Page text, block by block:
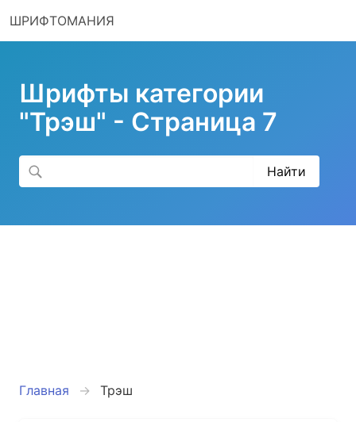
ШРИФТОМАНИЯ
Шрифты категории
"Трэш" - Страница 7
Главная Трэш